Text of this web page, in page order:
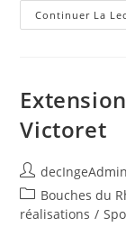
Continuer La
Victoret
decIngeAdmin
Bouches du
réalisations /